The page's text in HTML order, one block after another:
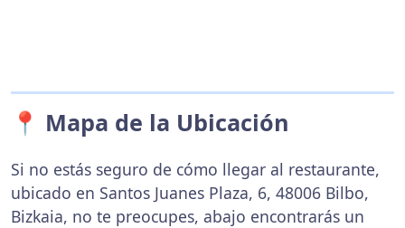
📍 Mapa de la Ubicación
Si no estás seguro de cómo llegar al restaurante,
ubicado en Santos Juanes Plaza, 6, 48006 Bilbo,
Bizkaia, no te preocupes, abajo encontrarás un